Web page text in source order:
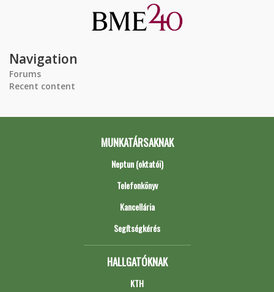
Navigation
Forums
Recent content
MUNKATÁRSAKNAK
Neptun (oktatói)
Telefonkönyv
Kancellária
Segítségkérés
HALLGATÓKNAK
KTH